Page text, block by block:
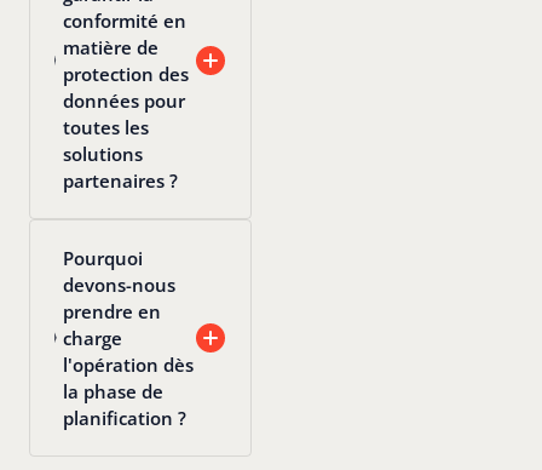
conformité en
matière de
protection des
données pour
toutes les
solutions
partenaires ?
Pourquoi
devons-nous
prendre en
charge
l'opération dès
la phase de
planification ?